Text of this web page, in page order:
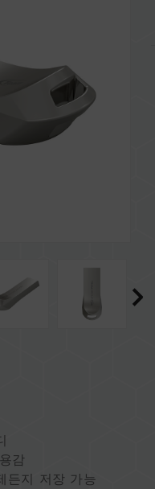
감
든지 저장 가능